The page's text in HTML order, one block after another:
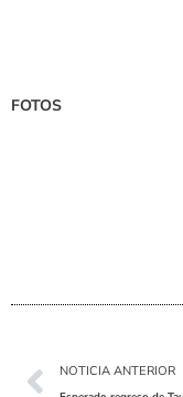
FOTOS
AntNOTICIA ANTERIOR